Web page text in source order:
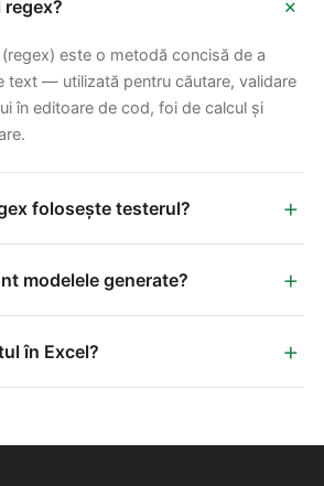
regex?
este o metodă concisă de a
text — utilizată pentru căutare, validare
în editoare de cod, foi de calcul și
folosește testerul? +
modelele generate? +
în Excel? +